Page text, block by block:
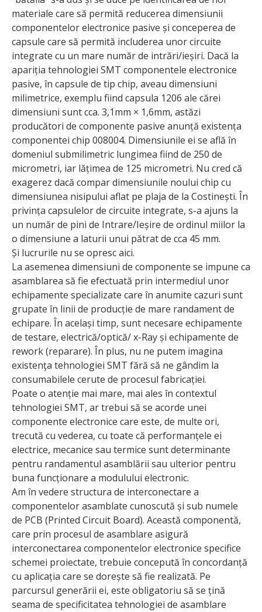
materiale care să permită reducerea dimensiunii
compo­nentelor electronice pasive și conceperea de
capsule care să permită includerea unor circuite
integrate cu un mare număr de intrări/ieșiri. Dacă la
apariția tehnologiei SMT componentele electronice
pasive, în capsule de tip chip, aveau dimensiuni
milimetrice, exemplu fiind capsula 1206 ale cărei
dimensiuni sunt cca. 3,1mm × 1,6mm, astăzi
producători de componente pasive anunță existența
componentei chip 008004. Dimensiunile ei se află în
domeniul submilimetric lungimea fiind de 250 de
micrometri, iar lățimea de 125 micrometri. Nu cred că
exagerez dacă compar dimensiunile noului chip cu
dimensiunea nisipului aflat pe plaja de la Costinești. În
privința capsulelor de circuite integrate, s-a ajuns la
un număr de pini de Intrare/Ieșire de ordinul miilor la
o dimensiune a laturii unui pătrat de cca 45 mm.
Și lucrurile nu se opresc aici.
La asemenea dimensiuni de componente se impune ca
asamblarea să fie efectuată prin intermediul unor
echipamente specia­lizate care în anumite cazuri sunt
grupate în linii de producție de mare randament de
echipare. În același timp, sunt necesare echipamente
de testare, electrică/optică/ x-Ray și echipamente de
rework (reparare). În plus, nu ne putem imagina
existenţa tehnologiei SMT fără să ne gândim la
consumabilele cerute de procesul fabricației.
Poate o atenție mai mare, mai ales în contextul
tehnologiei SMT, ar trebui să se acorde unei
componente electronice care este, de multe ori,
trecută cu vederea, cu toate că performanțele ei
electrice, mecanice sau termice sunt determinante
pentru randa­mentul asamblării sau ulterior pentru
buna funcționare a modulului electronic.
Am în vedere structura de interconectare a
componentelor asamblate cunoscută și sub numele
de PCB (Printed Circuit Board). Această componentă,
care prin procesul de asamblare asigură
interconectarea componentelor electronice specifice
schemei proiectate, trebuie concepută în concor­danță
cu aplicația care se dorește să fie realizată. Pe
parcursul generării ei, este obligatoriu să se țină
seama de specifi­citatea tehnologiei de asamblare